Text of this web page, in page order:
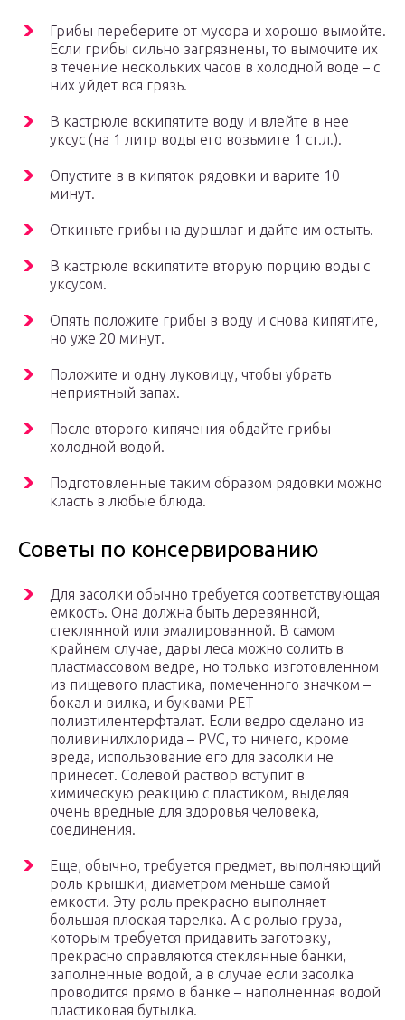
Грибы переберите от мусора и хорошо вымойте.
Если грибы сильно загрязнены, то вымочите их
в течение нескольких часов в холодной воде – с
них уйдет вся грязь.
В кастрюле вскипятите воду и влейте в нее
уксус (на 1 литр воды его возьмите 1 ст.л.).
Опустите в в кипяток рядовки и варите 10
минут.
Откиньте грибы на дуршлаг и дайте им остыть.
В кастрюле вскипятите вторую порцию воды с
уксусом.
Опять положите грибы в воду и снова кипятите,
но уже 20 минут.
Положите и одну луковицу, чтобы убрать
неприятный запах.
После второго кипячения обдайте грибы
холодной водой.
Подготовленные таким образом рядовки можно
класть в любые блюда.
Советы по консервированию
Для засолки обычно требуется соответствующая
емкость. Она должна быть деревянной,
стеклянной или эмалированной. В самом
крайнем случае, дары леса можно солить в
пластмассовом ведре, но только изготовленном
из пищевого пластика, помеченного значком –
бокал и вилка, и буквами PET –
полиэтилентерфталат. Если ведро сделано из
поливинилхлорида – PVC, то ничего, кроме
вреда, использование его для засолки не
принесет. Солевой раствор вступит в
химическую реакцию с пластиком, выделяя
очень вредные для здоровья человека,
соединения.
Еще, обычно, требуется предмет, выполняющий
роль крышки, диаметром меньше самой
емкости. Эту роль прекрасно выполняет
большая плоская тарелка. А с ролью груза,
которым требуется придавить заготовку,
прекрасно справляются стеклянные банки,
заполненные водой, а в случае если засолка
проводится прямо в банке – наполненная водой
пластиковая бутылка.